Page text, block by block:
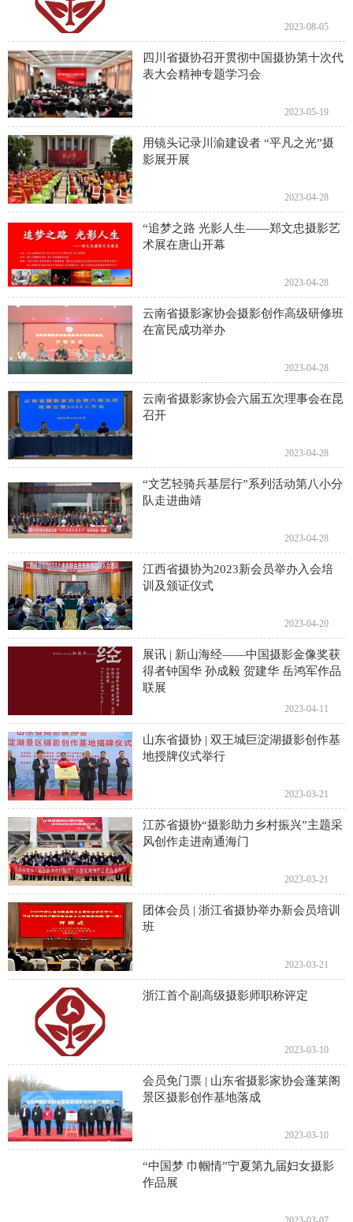
2023-08-05
四川省摄协召开贯彻中国摄协​第十次代
表大会精神专题学习会
2023-05-19
用镜头记录川渝建设者 “平凡之光”摄
影展开展
2023-04-28
​“追梦之路 光影人生——郑文忠摄影艺
术展在唐山开幕
2023-04-28
云南省摄影家协会摄影创作高级研修班
在富民成功举办
2023-04-28
云南省摄影家协会六届五次理事会在昆
召开
2023-04-28
“文艺轻骑兵基层行”系列活动第八小分
队走进曲靖
2023-04-28
江西省摄协为2023新会员举办入会培
训及颁证仪式
2023-04-20
展讯 | 新山海经——中国摄影金像奖获
得者钟国华 孙成毅 贺建华 岳鸿军作品
联展
2023-04-11
山东省摄协 | 双王城巨淀湖摄影创作基
地​授牌仪式举行
2023-03-21
江苏省摄协“摄影助力乡村振兴”主题采
风创作走进南通海门
2023-03-21
团体会员 | 浙江省摄协举办新会员培训
班
2023-03-21
浙江首个副高级摄影师职称评定
2023-03-10
会员免门票 | 山东省摄影家协会蓬莱阁
景区摄影创作基地落成
2023-03-10
“中国梦 巾帼情”宁夏第九届妇女摄影
作品展